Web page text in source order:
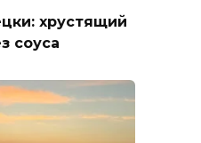
хрустящий
соуса